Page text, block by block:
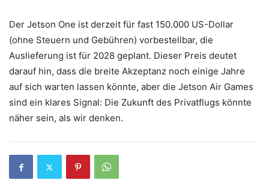
Der Jetson One ist derzeit für fast 150.000 US-Dollar
(ohne Steuern und Gebühren) vorbestellbar, die
Auslieferung ist für 2028 geplant. Dieser Preis deutet
darauf hin, dass die breite Akzeptanz noch einige Jahre
auf sich warten lassen könnte, aber die Jetson Air Games
sind ein klares Signal: Die Zukunft des Privatflugs könnte
näher sein, als wir denken.